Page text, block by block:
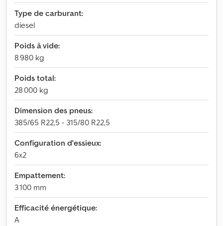
Type de carburant:
diesel
Poids à vide:
8 980 kg
Poids total:
28 000 kg
Dimension des pneus:
385/65 R22,5 - 315/80 R22,5
Configuration d'essieux:
6x2
Empattement:
3 100 mm
Efficacité énergétique:
A